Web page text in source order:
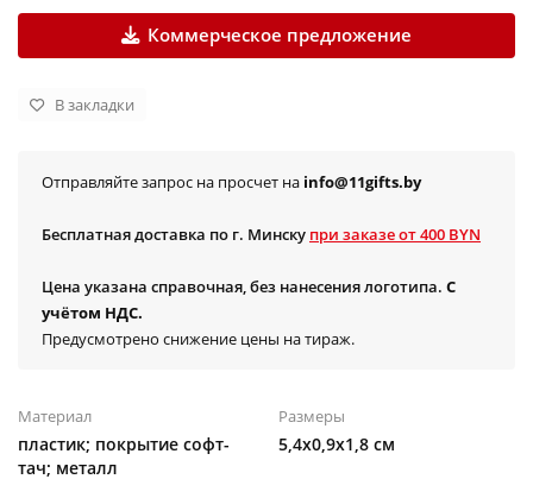
Коммерческое предложение
В закладки
Отправляйте запрос на просчет на info@11gifts.by
Бесплатная доставка по г. Минску при заказе от 400 BYN
Цена указана справочная, без нанесения логотипа. С
учётом НДС.
Предусмотрено снижение цены на тираж.
Материал
пластик; покрытие софт-
тач; металл
Размеры
5,4х0,9х1,8 см